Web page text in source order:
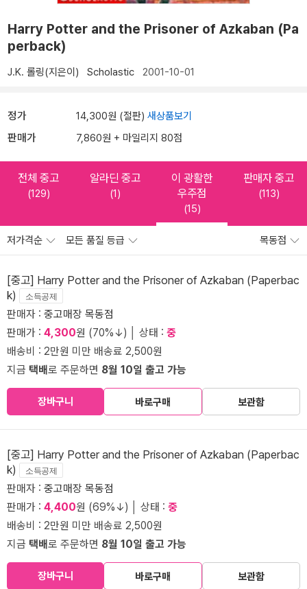
Harry Potter and the Prisoner of Azkaban (Pa
perback)
J.K. 롤링(지은이) Scholastic 2001-10-01
정가 14,300원 (절판) 새상품보기
판매가 7,860원 + 마일리지 80점
전체 중고
(129)
알라딘 중고
(1)
이 광활한
우주점
(15)
판매자 중고
(113)
저가격순 모든 품질 등급 목동점
[중고] Harry Potter and the Prisoner of Azkaban (Paperbac
k)
소득공제
판매자 : 중고매장 목동점
판매가 : 4,300원 (70%↓) │ 상태 : 중
배송비 : 2만원 미만 배송료 2,500원
지금 택배로 주문하면 8월 10일 출고 가능
장바구니 바로구매 보관함
[중고] Harry Potter and the Prisoner of Azkaban (Paperbac
k)
소득공제
판매자 : 중고매장 목동점
판매가 : 4,400원 (69%↓) │ 상태 : 중
배송비 : 2만원 미만 배송료 2,500원
지금 택배로 주문하면 8월 10일 출고 가능
장바구니 바로구매 보관함